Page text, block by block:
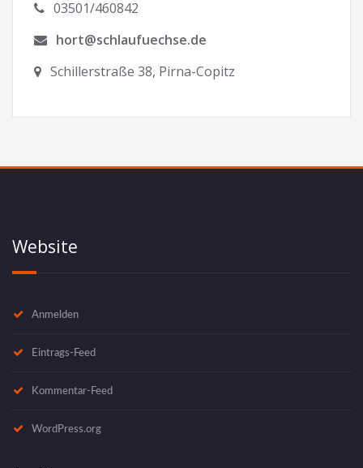
03501/460842
hort@schlaufuechse.de
Schillerstraße 38, Pirna-Copitz
Website
Anmelden
Eintrags-Feed
Kommentar-Feed
WordPress.org